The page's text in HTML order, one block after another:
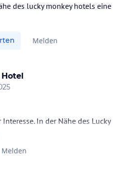
des lucky monkey hotels eine
Melden
In der Nähe des Lucky
Motorradvermietungen. Zu
wäre es sinnvoller, bei lokalen
Melden